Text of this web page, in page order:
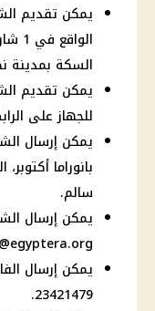
يمكن تقديم
السكة بمدينة
يمكن تقديم
للجهاز على
سالم.
يمكن إرسال
يمكن إرسال
23421479.